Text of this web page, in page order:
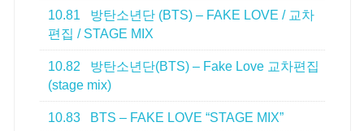
10.81
방탄소년단 (BTS) – FAKE LOVE / 교차
편집 / STAGE MIX
10.82
방탄소년단(BTS) – Fake Love 교차편집
(stage mix)
10.83 BTS – FAKE LOVE “STAGE MIX”